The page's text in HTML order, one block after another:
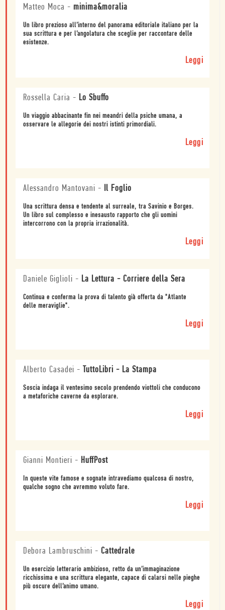
Matteo Moca - minima&moralia
Un libro prezioso all’interno del panorama editoriale italiano per la
sua scrittura e per l’angolatura che sceglie per raccontare delle
esistenze.
Leggi
Rossella Caria - Lo Sbuffo
Un viaggio abbacinante fin nei meandri della psiche umana, a
osservare le allegorie dei nostri istinti primordiali.
Leggi
Alessandro Mantovani - Il Foglio
Una scrittura densa e tendente al surreale, tra Savinio e Borges.
Un libro sul complesso e inesausto rapporto che gli uomini
intercorrono con la propria irrazionalità.
Leggi
Daniele Giglioli - La Lettura - Corriere della Sera
Continua e conferma la prova di talento già offerta da "Atlante
delle meraviglie".
Leggi
Alberto Casadei - TuttoLibri - La Stampa
Soscia indaga il ventesimo secolo prendendo viottoli che conducono
a metaforiche caverne da esplorare.
Leggi
Gianni Montieri - HuffPost
In queste vite famose e sognate intravediamo qualcosa di nostro,
qualche sogno che avremmo voluto fare.
Leggi
Debora Lambruschini - Cattedrale
Un esercizio letterario ambizioso, retto da un’immaginazione
ricchissima e una scrittura elegante, capace di calarsi nelle pieghe
più oscure dell’animo umano.
Leggi